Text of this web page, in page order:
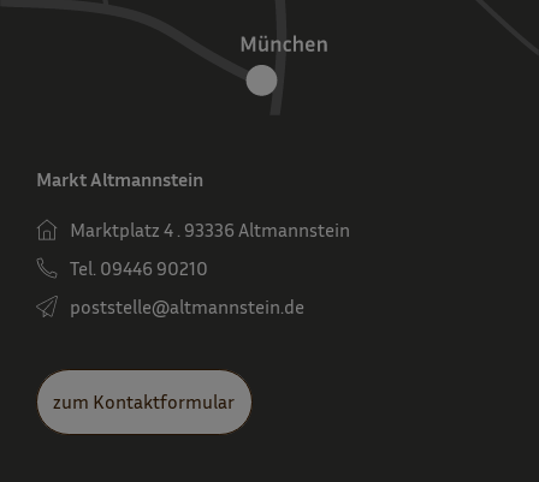
Markt Altmannstein
Marktplatz 4 . 93336 Altmannstein
Tel. 09446 90210
poststelle­@altmannstein.de
zum Kontaktformular